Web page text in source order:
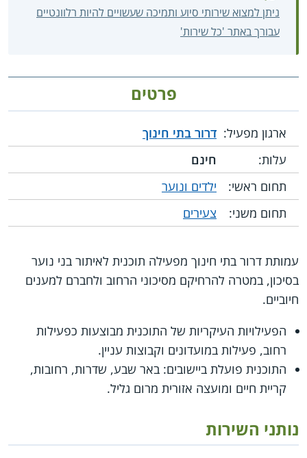
ניתן למצוא שירותי סיוע ותמיכה שעשויים להיות רלוונטיים
עבורך באתר 'כל שירות'
פרטים
ארגון מפעיל: דרור בתי חינוך
עלות:
חינם
תחום ראשי:
ילדים ונוער
תחום משני:
צעירים
עמותת דרור בתי חינוך מפעילה תוכנית לאיתור בני נוער
בסיכון, במטרה להרחיקם מסיכוני הרחוב ולחברם למענים
חיוביים.
הפעילויות העיקריות של התוכנית מבוצעות כפעילות
רחוב, פעילות במועדונים וקבוצות עניין.
התוכנית פועלת ביישובים: באר שבע, שדרות, רחובות,
קריית חיים ומועצה אזורית מרום גליל.
נותני השירות